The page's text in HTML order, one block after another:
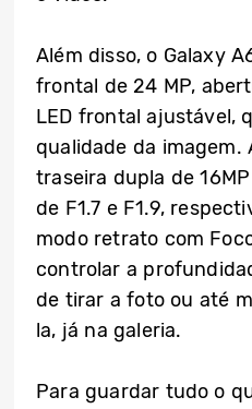
Além disso, o Galaxy
frontal de 24 MP,
LED frontal ajustável,
qualidade da imagem.
traseira dupla de
de F1.7 e F1.9,
modo retrato com
controlar a
de tirar a foto ou até
la, já na galeria.
Para guardar tudo o